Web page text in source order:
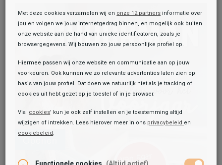
Met deze cookies verzamelen wij en onze 12 partners informatie over
jou en volgen we jouw internetgedrag binnen, en mogelijk ook buiten
onze website aan de hand van unieke identificatoren, zoals je
browsergegevens. Wij bouwen zo jouw persoonlijke profiel op.
Hiermee passen wij onze website en communicatie aan op jouw
voorkeuren. Ook kunnen we zo relevante advertenties laten zien op
basis van jouw profiel. Dat doen we natuurlijk niet als je tracking of
cookies uit hebt gezet op je toestel of in je browser.
Via 'cookies' kun je ook zelf instellen en je toestemming altijd
wijzigen of intrekken. Lees hierover meer in ons privacybeleid en
cookiebeleid .